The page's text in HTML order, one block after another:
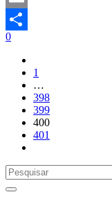
Email
Share
0
1
…
398
399
400
401